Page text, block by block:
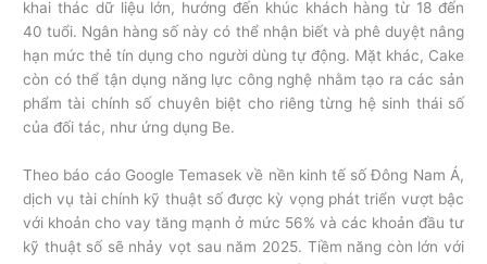
khai thác dữ liệu lớn, hướng đến khúc khách hàng từ 18 đến
40 tuổi. Ngân hàng số này có thể nhận biết và phê duyệt nâng
hạn mức thẻ tín dụng cho người dùng tự động. Mặt khác, Cake
còn có thể tận dụng năng lực công nghệ nhằm tạo ra các sản
phẩm tài chính số chuyên biệt cho riêng từng hệ sinh thái số
của đối tác, như ứng dụng Be.
Theo báo cáo Google Temasek về nền kinh tế số Đông Nam Á,
dịch vụ tài chính kỹ thuật số được kỳ vọng phát triển vượt bậc
với khoản cho vay tăng mạnh ở mức 56% và các khoản đầu tư
kỹ thuật số sẽ nhảy vọt sau năm 2025. Tiềm năng còn lớn với